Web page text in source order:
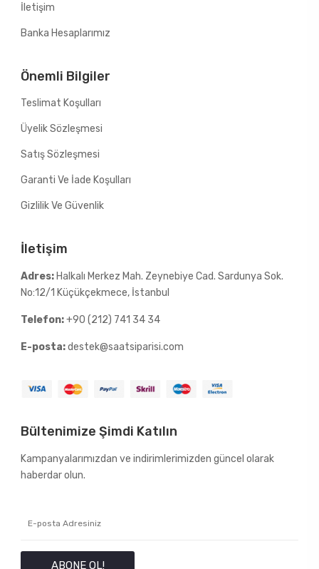
İletişim
Banka Hesaplarımız
Önemli Bilgiler
Teslimat Koşulları
Üyelik Sözleşmesi
Satış Sözleşmesi
Garanti Ve İade Koşulları
Gizlilik Ve Güvenlik
İletişim
Adres: Halkalı Merkez Mah. Zeynebiye Cad. Sardunya Sok.
No:12/1 Küçükçekmece, İstanbul
Telefon:+90 (212) 741 34 34
E-posta:destek@saatsiparisi.com
Bültenimize Şimdi Katılın
Kampanyalarımızdan ve indirimlerimizden güncel olarak
haberdar olun.
ABONE OL!